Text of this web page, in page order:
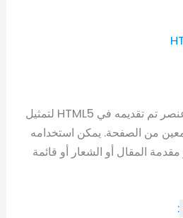
هو عنصر تم تقديمه في HTML5 لتمثيل
من الصفحة. يمكن استخدامه
مقدمة المقال أو الشعار أو قائمة
: